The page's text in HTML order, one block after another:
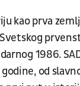
kao prva
Svetskog
1986.
od